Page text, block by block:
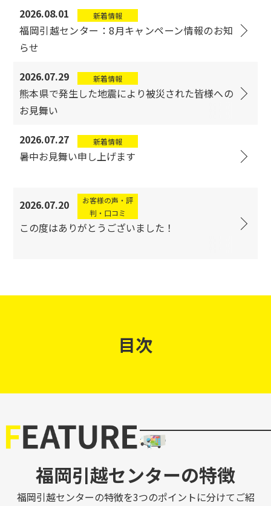
2026.08.01 新着情報
福岡引越センター：8月キャンペーン情報のお知
らせ
2026.07.29
新着情報
熊本県で発生した地震により被災された皆様への
お見舞い
2026.07.27
新着情報
暑中お見舞い申し上げます
2026.07.20
お客様の声・評
判・口コミ
この度はありがとうございました！
目次
福岡引越センターの特徴
福岡引越センターの特徴を3つのポイントに分けてご紹